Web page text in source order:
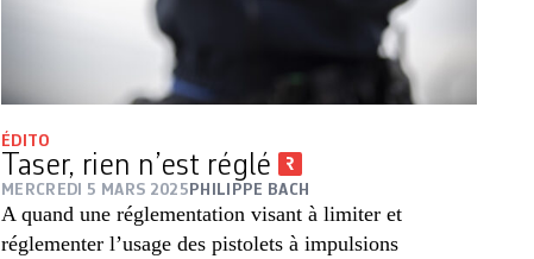
ÉDITO
Taser, rien n’est réglé
MERCREDI 5 MARS 2025 PHILIPPE BACH
A quand une réglementation visant à limiter et
réglementer l’usage des pistolets à impulsions